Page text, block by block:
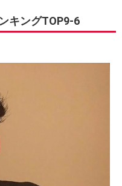
キングTOP9-6